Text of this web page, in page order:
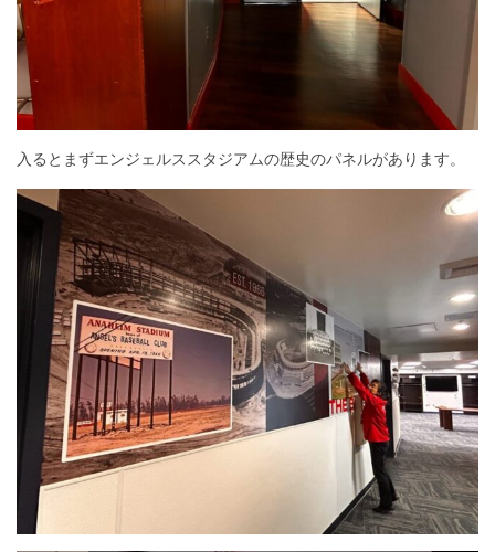
入るとまずエンジェルススタジアムの歴史のパネルがあります。